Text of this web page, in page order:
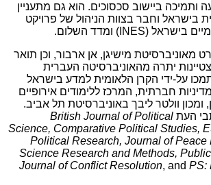
ותמיכה ביישוב סכסוכים. הוא גם מתעניין
בישראל וחבר בצוות הניהול של פרויקט
בישראל (INES ) ומדד השלום.
מאוניברסיטת מישיגן, אן ארבור, וכן תואר
יתרה מהאוניברסיטה העברית
על-ידי הקרן הלאומית למדע בישראל
חברתית, המרכז ללימודים אירופיים
ומכון וולטר ליבך באוניברסיטת תל אביב.
העת British Journal of Political
Science, Comparative Political Studies,
Political Research, Journal of
Science Research and Methods,
Journal of Conflict Resolution, and PS: